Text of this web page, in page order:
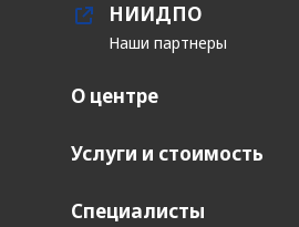
О центре
Услуги и стоимость
Специалисты
НИИДПО
Наши партнеры